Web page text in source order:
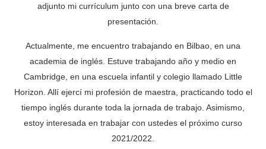
adjunto mi currículum junto con una breve carta de
presentación.
Actualmente, me encuentro trabajando en Bilbao, en una
academia de inglés. Estuve trabajando año y medio en
Cambridge, en una escuela infantil y colegio llamado Little
Horizon. Allí ejercí mi profesión de maestra, practicando todo el
tiempo inglés durante toda la jornada de trabajo. Asimismo,
estoy interesada en trabajar con ustedes el próximo curso
2021/2022.